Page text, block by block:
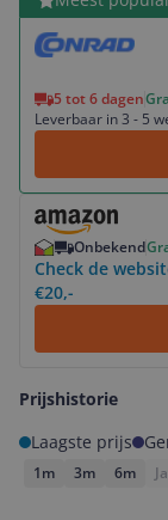
5 tot 6 dagen
Leverbaar in 3 - 5
Onbekend
Check de
€20,-
Bekijk product
Prijshistorie
Laagste prijs
1m 3m 6m